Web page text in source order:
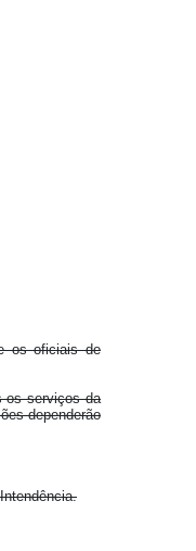
os oficiais de
os serviços da
dependerão